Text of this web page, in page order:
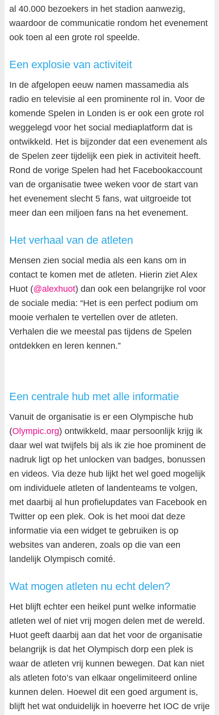
al 40.000 bezoekers in het stadion aanwezig,
waardoor de communicatie rondom het evenement
ook toen al een grote rol speelde.
Een explosie van activiteit
In de afgelopen eeuw namen massamedia als
radio en televisie al een prominente rol in. Voor de
komende Spelen in Londen is er ook een grote rol
weggelegd voor het social mediaplatform dat is
ontwikkeld. Het is bijzonder dat een evenement als
de Spelen zeer tijdelijk een piek in activiteit heeft.
Rond de vorige Spelen had het Facebookaccount
van de organisatie twee weken voor de start van
het evenement slecht 5 fans, wat uitgroeide tot
meer dan een miljoen fans na het evenement.
Het verhaal van de atleten
Mensen zien social media als een kans om in
contact te komen met de atleten. Hierin ziet Alex
Huot (@alexhuot) dan ook een belangrijke rol voor
de sociale media: “Het is een perfect podium om
mooie verhalen te vertellen over de atleten.
Verhalen die we meestal pas tijdens de Spelen
ontdekken en leren kennen.”
Een centrale hub met alle informatie
Vanuit de organisatie is er een Olympische hub
(Olympic.org) ontwikkeld, maar persoonlijk krijg ik
daar wel wat twijfels bij als ik zie hoe prominent de
nadruk ligt op het unlocken van badges, bonussen
en videos. Via deze hub lijkt het wel goed mogelijk
om individuele atleten of landenteams te volgen,
met daarbij al hun profielupdates van Facebook en
Twitter op een plek. Ook is het mooi dat deze
informatie via een widget te gebruiken is op
websites van anderen, zoals op die van een
landelijk Olympisch comité.
Wat mogen atleten nu echt delen?
Het blijft echter een heikel punt welke informatie
atleten wel of niet vrij mogen delen met de wereld.
Huot geeft daarbij aan dat het voor de organisatie
belangrijk is dat het Olympisch dorp een plek is
waar de atleten vrij kunnen bewegen. Dat kan niet
als atleten foto’s van elkaar ongelimiteerd online
kunnen delen. Hoewel dit een goed argument is,
blijft het wat onduidelijk in hoeverre het IOC de vrije